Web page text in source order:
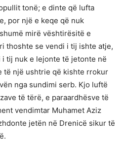
tonë; e dinte që lufta
por një e keqe që nuk
mirë vështirësitë e
thoshte se vendi i tij ishte atje,
i tij nuk e lejonte të jetonte në
të një ushtrie që kishte rrokur
nga sundimi serb. Kjo luftë
të tërë, e paraardhësve të
vendimtar Muhamet Aziz
jetën në Drenicë sikur të